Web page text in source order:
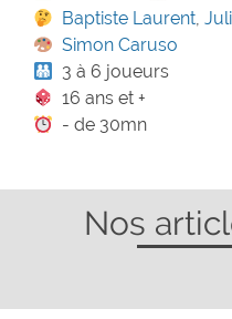
Baptiste Laurent,
Simon Caruso
3 à 6 joueurs
16 ans et +
- de 30mn
Nos